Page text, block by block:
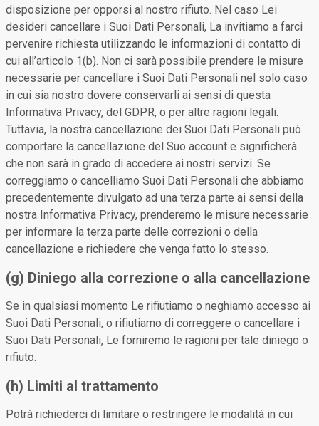
disposizione per opporsi al nostro rifiuto. Nel caso Lei
desideri cancellare i Suoi Dati Personali, La invitiamo a farci
pervenire richiesta utilizzando le informazioni di contatto di
cui all’articolo 1(b). Non ci sarà possibile prendere le misure
necessarie per cancellare i Suoi Dati Personali nel solo caso
in cui sia nostro dovere conservarli ai sensi di questa
Informativa Privacy, del GDPR, o per altre ragioni legali.
Tuttavia, la nostra cancellazione dei Suoi Dati Personali può
comportare la cancellazione del Suo account e significherà
che non sarà in grado di accedere ai nostri servizi. Se
correggiamo o cancelliamo Suoi Dati Personali che abbiamo
precedentemente divulgato ad una terza parte ai sensi della
nostra Informativa Privacy, prenderemo le misure necessarie
per informare la terza parte delle correzioni o della
cancellazione e richiedere che venga fatto lo stesso.
(g) Diniego alla correzione o alla cancellazione
Se in qualsiasi momento Le rifiutiamo o neghiamo accesso ai
Suoi Dati Personali, o rifiutiamo di correggere o cancellare i
Suoi Dati Personali, Le forniremo le ragioni per tale diniego o
rifiuto.
(h) Limiti al trattamento
Potrà richiederci di limitare o restringere le modalità in cui